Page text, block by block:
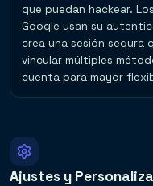
que puedan hackear.
Google usan su
crea una sesión segura
vincular múltiples
cuenta para mayor
Ajustes y